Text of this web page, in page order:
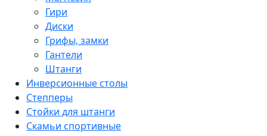
Гири
Диски
Грифы, замки
Гантели
Штанги
Инверсионные столы
Степперы
Стойки для штанги
Скамьи спортивные